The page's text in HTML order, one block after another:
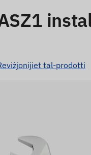
tal-prodotti